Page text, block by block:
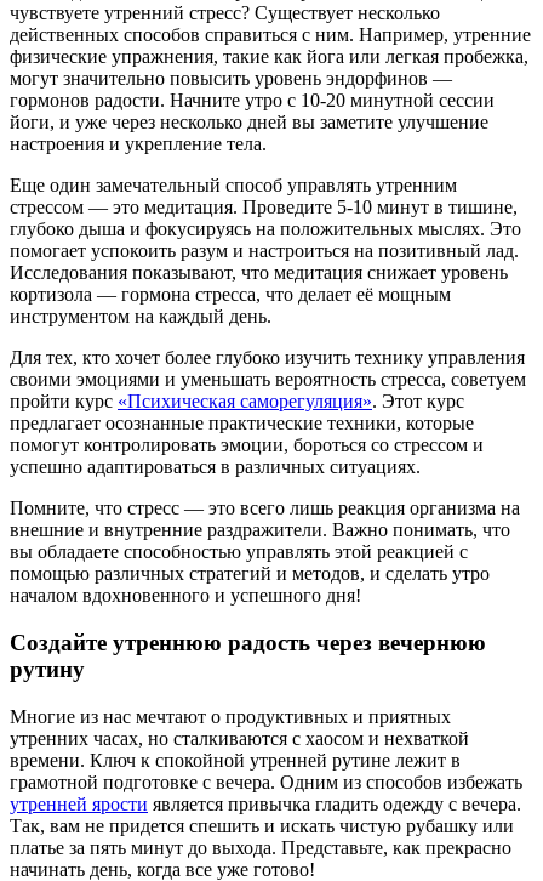
чувствуете утренний стресс? Существует несколько
действенных способов справиться с ним. Например, утренние
физические упражнения, такие как йога или легкая пробежка,
могут значительно повысить уровень эндорфинов —
гормонов радости. Начните утро с 10-20 минутной сессии
йоги, и уже через несколько дней вы заметите улучшение
настроения и укрепление тела.
Еще один замечательный способ управлять утренним
стрессом — это медитация. Проведите 5-10 минут в тишине,
глубоко дыша и фокусируясь на положительных мыслях. Это
помогает успокоить разум и настроиться на позитивный лад.
Исследования показывают, что медитация снижает уровень
кортизола — гормона стресса, что делает её мощным
инструментом на каждый день.
Для тех, кто хочет более глубоко изучить технику управления
своими эмоциями и уменьшать вероятность стресса, советуем
пройти курс «Психическая саморегуляция». Этот курс
предлагает осознанные практические техники, которые
помогут контролировать эмоции, бороться со стрессом и
успешно адаптироваться в различных ситуациях.
Помните, что стресс — это всего лишь реакция организма на
внешние и внутренние раздражители. Важно понимать, что
вы обладаете способностью управлять этой реакцией с
помощью различных стратегий и методов, и сделать утро
началом вдохновенного и успешного дня!
Создайте утреннюю радость через вечернюю
рутину
Многие из нас мечтают о продуктивных и приятных
утренних часах, но сталкиваются с хаосом и нехваткой
времени. Ключ к спокойной утренней рутине лежит в
грамотной подготовке с вечера. Одним из способов избежать
утренней ярости является привычка гладить одежду с вечера.
Так, вам не придется спешить и искать чистую рубашку или
платье за пять минут до выхода. Представьте, как прекрасно
начинать день, когда все уже готово!